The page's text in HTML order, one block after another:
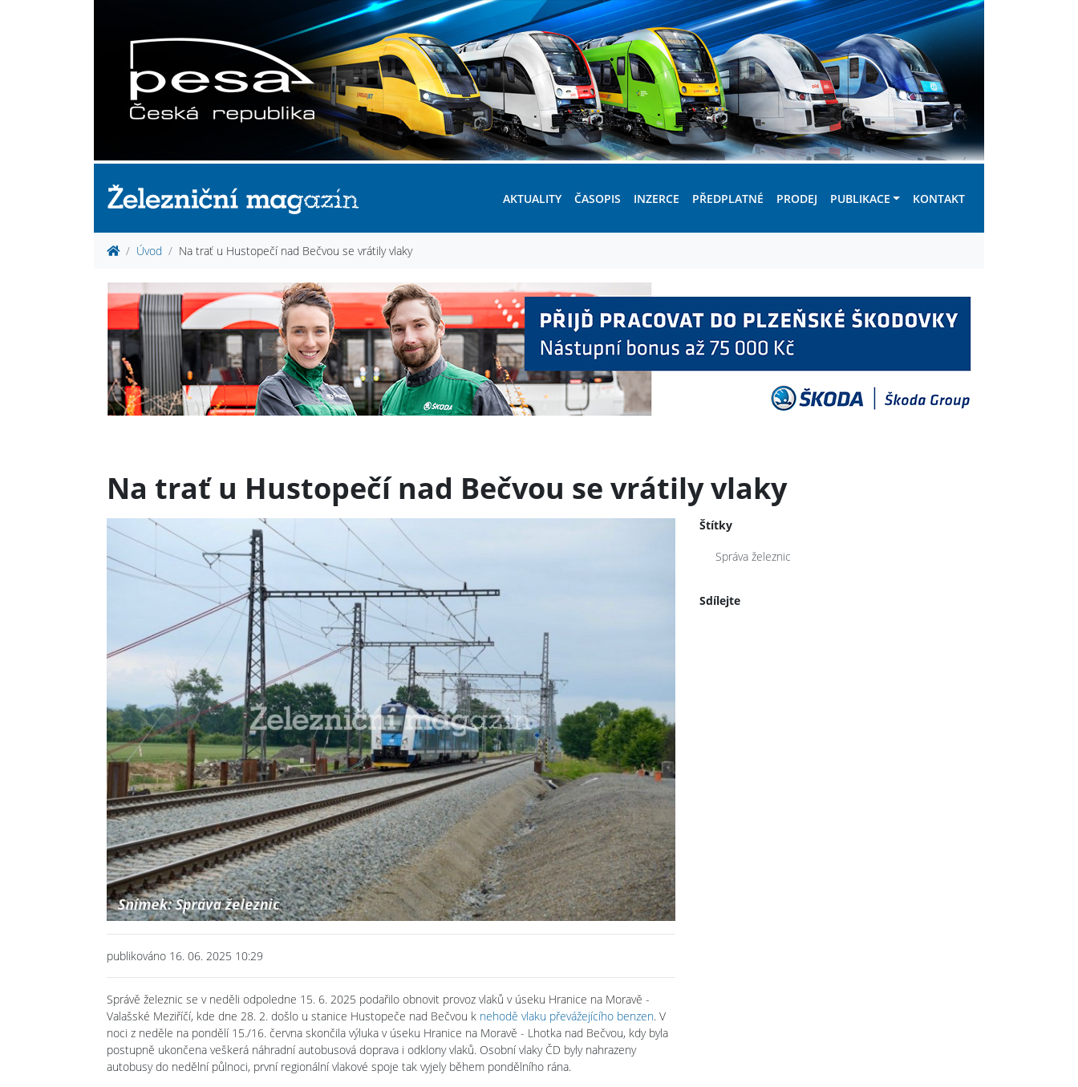
AKTUALITY ČASOPIS INZERCE PŘEDPLATNÉ PRODEJ PUBLIKACE KONTAKT
Úvod Na trať u Hustopečí nad Bečvou se vrátily vlaky
Na trať u Hustopečí nad Bečvou se vrátily vlaky
publikováno 16. 06. 2025 10:29
Správě železnic se v neděli odpoledne 15. 6. 2025 podařilo obnovit provoz vlaků v úseku Hranice na Moravě -
Valašské Meziříčí, kde dne 28. 2. došlo u stanice Hustopeče nad Bečvou k nehodě vlaku převážejícího benzen. V
noci z neděle na pondělí 15./16. června skončila výluka v úseku Hranice na Moravě - Lhotka nad Bečvou, kdy byla
postupně ukončena veškerá náhradní autobusová doprava i odklony vlaků. Osobní vlaky ČD byly nahrazeny
autobusy do nedělní půlnoci, první regionální vlakové spoje tak vyjely během pondělního rána.
Štítky
Správa železnic
Sdílejte